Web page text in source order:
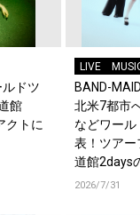
ルドツ
館
クトに
LIVE
BAND-
北米7都市
などワー
表！ツアー
道館2days
トにNEK!が
2026/7/31